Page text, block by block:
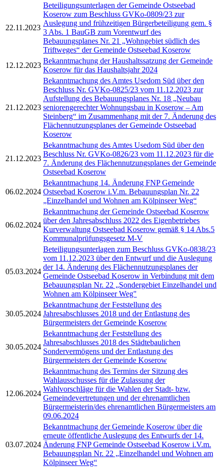
22.11.2023
Beteiligungsunterlagen der Gemeinde Ostseebad
Koserow zum Beschluss GVKo-0809/23 zur
Auslegung und frühzeitigen Bürgerbeteiligung gem. §
3 Abs. 1 BauGB zum Vorentwurf des
Bebauungsplanes Nr. 21 „Wohngebiet südlich des
Triftweges“ der Gemeinde Ostseebad Koserow
12.12.2023
Bekanntmachung der Haushaltssatzung der Gemeinde
Koserow für das Haushaltsjahr 2024
21.12.2023
Bekanntmachung des Amtes Usedom Süd über den
Beschluss Nr. GVKo-0825/23 vom 11.12.2023 zur
Aufstellung des Bebauungsplanes Nr. 18 „Neubau
seniorengerechter Wohnungsbau in Koserow – Am
Steinberg“ im Zusammenhang mit der 7. Änderung des
Flächennutzungsplanes der Gemeinde Ostseebad
Koserow
21.12.2023
Bekanntmachung des Amtes Usedom Süd über den
Beschluss Nr. GVKo-0826/23 vom 11.12.2023 für die
7. Änderung des Flächennutzungsplanes der Gemeinde
Ostseebad Koserow
06.02.2024
Bekanntmachung 14. Änderung FNP Gemeinde
Ostseebad Koserow i.V.m. Bebauungsplan Nr. 22
„Einzelhandel und Wohnen am Kölpinseer Weg“
06.02.2024
Bekanntmachung der Gemeinde Ostseebad Koserow
über den Jahresabschluss 2022 des Eigenbetriebes
Kurverwaltung Ostseebad Koserow gemäß § 14 Abs.5
Kommunalprüfungsgesetz M-V
05.03.2024
Beteiligungsunterlagen zum Beschluss GVKo-0838/23
vom 11.12.2023 über den Entwurf und die Auslegung
der 14. Änderung des Flächennutzungsplanes der
Gemeinde Ostseebad Koserow in Verbindung mit dem
Bebauungsplan Nr. 22 „Sondergebiet Einzelhandel und
Wohnen am Kölpinseer Weg"
30.05.2024
Bekanntmachung der Feststellung des
Jahresabschlusses 2018 und der Entlastung des
Bürgermeisters der Gemeinde Koserow
30.05.2024
Bekanntmachung der Feststellung des
Jahresabschlusses 2018 des Städtebaulichen
Sondervermögens und der Entlastung des
Bürgermeisters der Gemeinde Koserow
12.06.2024
Bekanntmachung des Termins der Sitzung des
Wahlausschusses für die Zulassung der
Wahlvorschläge für die Wahlen der Stadt- bzw.
Gemeindevertretungen und der ehrenamtlichen
Bürgermeisterin/des ehrenamtlichen Bürgermeisters am
09.06.2024
03.07.2024
Bekanntmachung der Gemeinde Koserow über die
erneute öffentliche Auslegung des Entwurfs der 14.
Änderung FNP Gemeinde Ostseebad Koserow i.V.m.
Bebauungsplan Nr. 22 „Einzelhandel und Wohnen am
Kölpinseer Weg“